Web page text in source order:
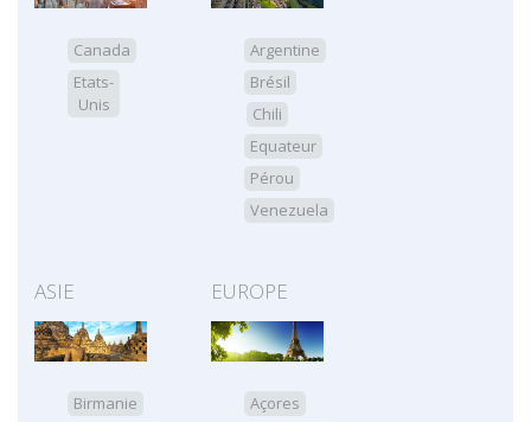
Canada
Etats-
Unis
Argentine
Brésil
Chili
Equateur
Pérou
Venezuela
ASIE
Birmanie
EUROPE
Açores